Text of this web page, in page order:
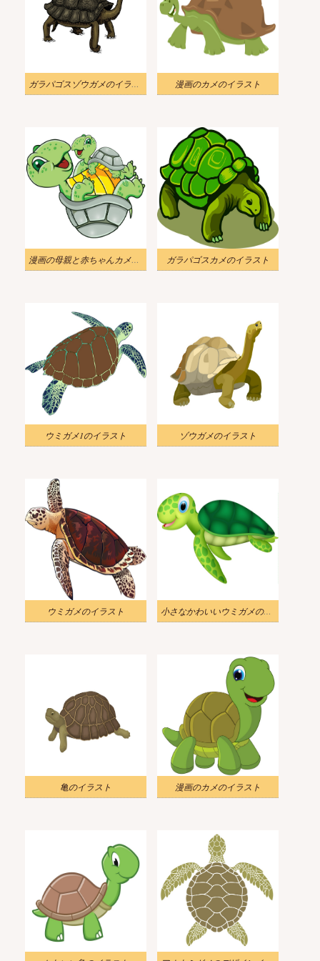
ガラパゴスゾウガメのイラスト 漫画のカメのイラスト
漫画の母親と赤ちゃんカメのイラスト ガラパゴスカメのイラスト
ウミガメ1のイラスト ゾウガメのイラスト
ウミガメのイラスト 小さなかわいいウミガメのイラスト
亀のイラスト 漫画のカメのイラスト